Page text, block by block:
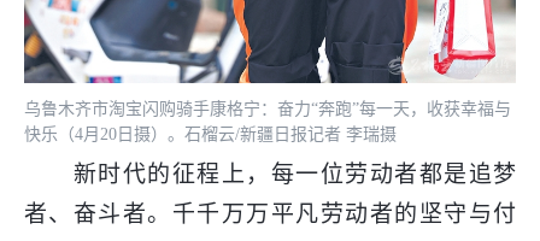
乌鲁木齐市淘宝闪购骑手康格宁：奋力“奔跑”每一天，收获幸福与
快乐（4月20日摄）。石榴云/新疆日报记者 李瑞摄
新时代的征程上，每一位劳动者都是追梦
者、奋斗者。千千万万平凡劳动者的坚守与付